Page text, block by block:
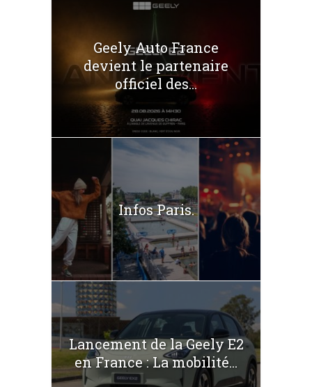
Geely Auto France
devient le partenaire
officiel des...
Infos Paris.
Lancement de la Geely E2
en France : La mobilité...